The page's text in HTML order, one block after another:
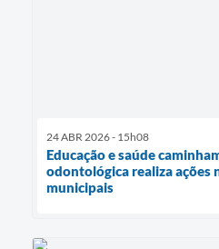
24 ABR 2026 - 15h08
Educação e saúde
odontológica realiza ações
municipais